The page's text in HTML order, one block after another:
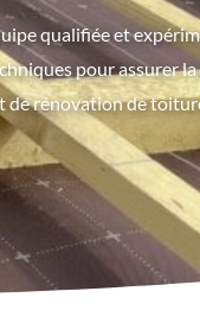
qualifiée et
pour assurer
de rénovation de